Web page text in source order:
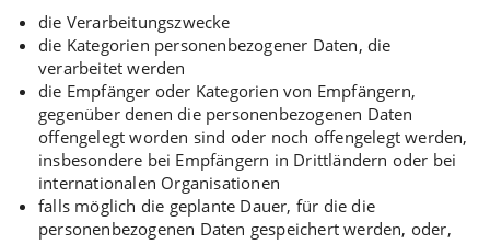
die Verarbeitungszwecke
die Kategorien personenbezogener Daten, die
verarbeitet werden
die Empfänger oder Kategorien von Empfängern,
gegenüber denen die personenbezogenen Daten
offengelegt worden sind oder noch offengelegt werden,
insbesondere bei Empfängern in Drittländern oder bei
internationalen Organisationen
falls möglich die geplante Dauer, für die die
personenbezogenen Daten gespeichert werden, oder,